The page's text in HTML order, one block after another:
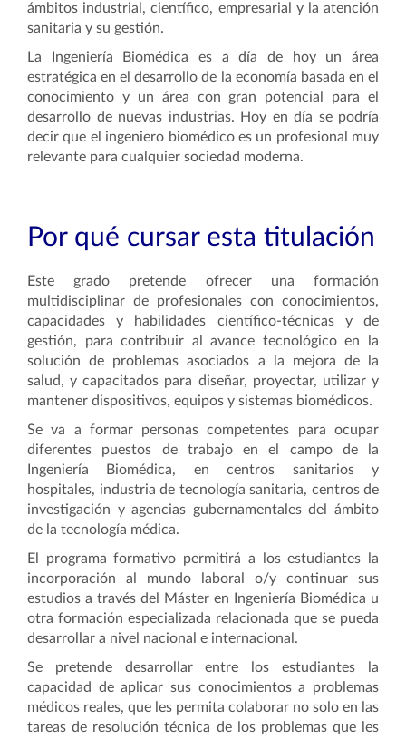
ámbitos industrial, científico, empresarial y la atención
sanitaria y su gestión.
La Ingeniería Biomédica es a día de hoy un área
estratégica en el desarrollo de la economía basada en el
conocimiento y un área con gran potencial para el
desarrollo de nuevas industrias. Hoy en día se podría
decir que el ingeniero biomédico es un profesional muy
relevante para cualquier sociedad moderna.
Por qué cursar esta titulación
Este grado pretende ofrecer una formación
multidisciplinar de profesionales con conocimientos,
capacidades y habilidades científico-técnicas y de
gestión, para contribuir al avance tecnológico en la
solución de problemas asociados a la mejora de la
salud, y capacitados para diseñar, proyectar, utilizar y
mantener dispositivos, equipos y sistemas biomédicos.
Se va a formar personas competentes para ocupar
diferentes puestos de trabajo en el campo de la
Ingeniería Biomédica, en centros sanitarios y
hospitales, industria de tecnología sanitaria, centros de
investigación y agencias gubernamentales del ámbito
de la tecnología médica.
El programa formativo permitirá a los estudiantes la
incorporación al mundo laboral o/y continuar sus
estudios a través del Máster en Ingeniería Biomédica u
otra formación especializada relacionada que se pueda
desarrollar a nivel nacional e internacional.
Se pretende desarrollar entre los estudiantes la
capacidad de aplicar sus conocimientos a problemas
médicos reales, que les permita colaborar no solo en las
tareas de resolución técnica de los problemas que les